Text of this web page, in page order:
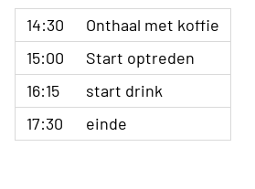
14:30
Onthaal met koffie
15:00
Start optreden
16:15
start drink
17:30
einde